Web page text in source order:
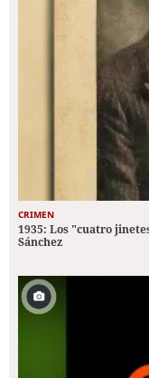
CRIMEN
1935: Los "cuatro
Sánchez